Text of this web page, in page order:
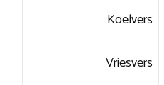
Koelvers
Vriesvers